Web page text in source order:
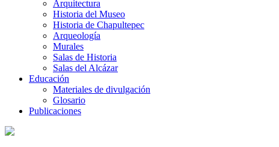
Arquitectura
Historia del Museo
Historia de Chapultepec
Arqueología
Murales
Salas de Historia
Salas del Alcázar
Educación
Materiales de divulgación
Glosario
Publicaciones